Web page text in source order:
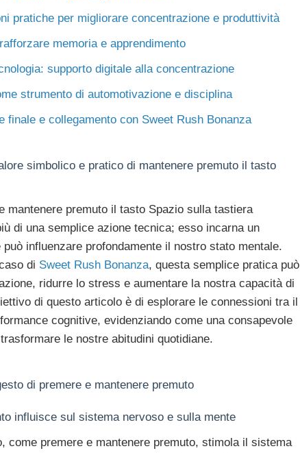
pratiche per migliorare concentrazione e produttività
memoria e apprendimento
supporto digitale alla concentrazione
strumento di automotivazione e disciplina
finale e collegamento con Sweet Rush Bonanza
simbolico e pratico di mantenere premuto il tasto
mantenere premuto il tasto Spazio sulla tastiera
di una semplice azione tecnica; esso incarna un
influenzare profondamente il nostro stato mentale.
di Sweet Rush Bonanza, questa semplice pratica può
ridurre lo stress e aumentare la nostra capacità di
di questo articolo è di esplorare le connessioni tra il
cognitive, evidenziando come una consapevole
le nostre abitudini quotidiane.
di premere e mantenere premuto
influisce sul sistema nervoso e sulla mente
come premere e mantenere premuto, stimola il sistema